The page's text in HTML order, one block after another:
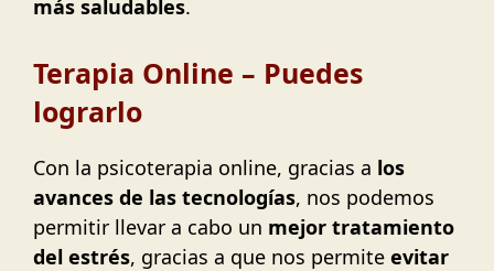
más saludables.
Terapia Online – Puedes
lograrlo
Con la psicoterapia online, gracias a los
avances de las tecnologías, nos podemos
permitir llevar a cabo un mejor tratamiento
del estrés, gracias a que nos permite evitar